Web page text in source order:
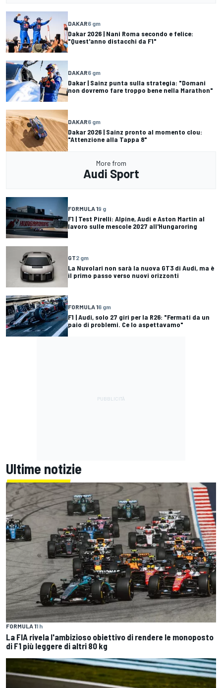
DAKAR6 gm
Dakar 2026 | Nani Roma secondo e felice:
"Quest'anno distacchi da F1"
DAKAR6 gm
Dakar | Sainz punta sulla strategia: "Domani
non dovremo fare troppo bene nella Marathon"
DAKAR6 gm
Dakar 2026 | Sainz pronto al momento clou:
"Attenzione alla Tappa 8"
More from
Audi Sport
FORMULA 19 g
F1 | Test Pirelli: Alpine, Audi e Aston Martin al
lavoro sulle mescole 2027 all'Hungaroring
GT2 gm
La Nuvolari non sarà la nuova GT3 di Audi, ma è
il primo passo verso nuovi orizzonti
FORMULA 16 gm
F1 | Audi, solo 27 giri per la R26: "Fermati da un
paio di problemi. Ce lo aspettavamo"
Ultime notizie
FORMULA 11 h
La FIA rivela l'ambizioso obiettivo di rendere le monoposto
di F1 più leggere di altri 80 kg